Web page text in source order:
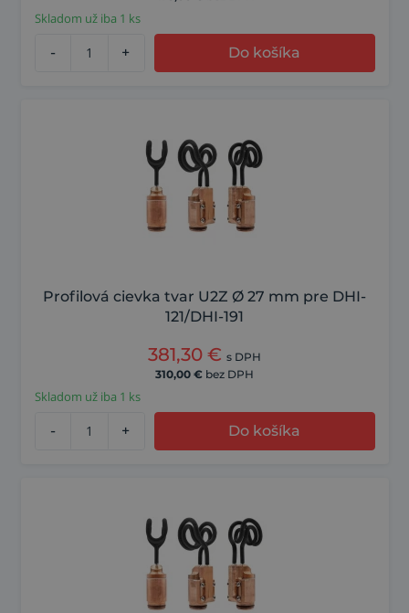
Skladom už iba 1 ks
- + Do košíka
Profilová cievka tvar U2Z Ø 27 mm pre DHI-
121/DHI-191
381,30 € s DPH
310,00 € bez DPH
Skladom už iba 1 ks
- + Do košíka